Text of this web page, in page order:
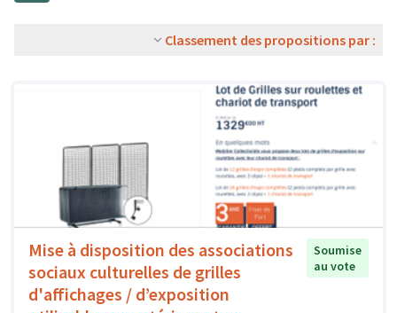
Classement des propositions par :
Mise à disposition des associations
sociaux culturelles de grilles
d'affichages / d’exposition
Soumise
au vote